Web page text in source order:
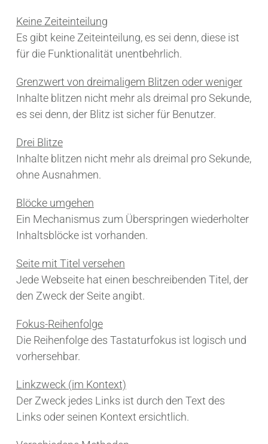
Keine Zeiteinteilung
Es gibt keine Zeiteinteilung, es sei denn, diese ist
für die Funktionalität unentbehrlich.
Grenzwert von dreimaligem Blitzen oder weniger
Inhalte blitzen nicht mehr als dreimal pro Sekunde,
es sei denn, der Blitz ist sicher für Benutzer.
Drei Blitze
Inhalte blitzen nicht mehr als dreimal pro Sekunde,
ohne Ausnahmen.
Blöcke umgehen
Ein Mechanismus zum Überspringen wiederholter
Inhaltsblöcke ist vorhanden.
Seite mit Titel versehen
Jede Webseite hat einen beschreibenden Titel, der
den Zweck der Seite angibt.
Fokus-Reihenfolge
Die Reihenfolge des Tastaturfokus ist logisch und
vorhersehbar.
Linkzweck (im Kontext)
Der Zweck jedes Links ist durch den Text des
Links oder seinen Kontext ersichtlich.